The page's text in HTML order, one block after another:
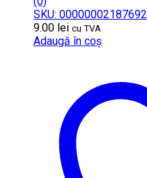
SKU: 00000002187692
9.00 lei cu TVA
Adaugă în coș